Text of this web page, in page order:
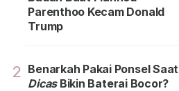
Parenthoo Kecam Donald
Trump
2 Benarkah Pakai Ponsel Saat
DicasBikin Baterai Bocor?